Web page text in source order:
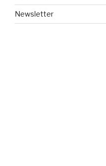
Newsletter